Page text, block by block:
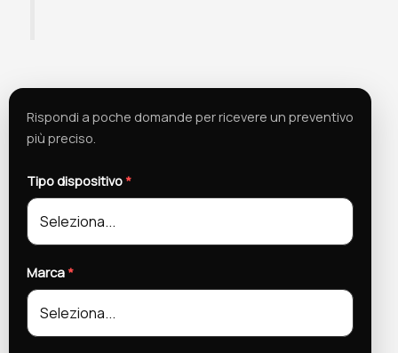
Rispondi a poche domande per ricevere un preventivo
più preciso.
Tipo dispositivo*
Marca*